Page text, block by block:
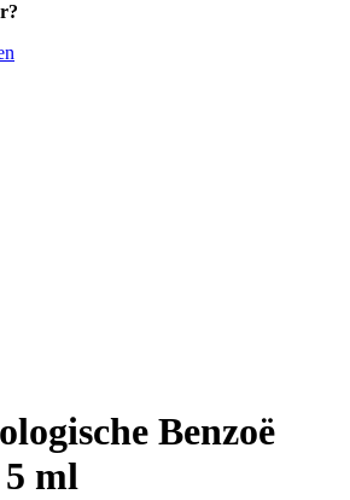
Benzoë
ml